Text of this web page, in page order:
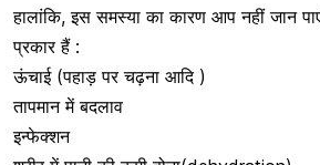
हालांकि, इस समस्या का कारण आप नहीं जान
प्रकार हैं :
ऊंचाई(पहाड़ पर चढ़ना आदि )
तापमान में बदलाव
इन्फेक्शन